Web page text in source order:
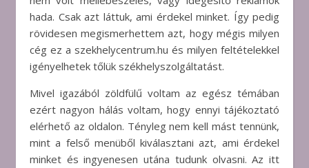
hada. Csak azt láttuk, ami érdekel minket. Így pedig
rövidesen megismerhettem azt, hogy mégis milyen
cég ez a szekhelycentrum.hu és milyen feltételekkel
igényelhetek tőlük székhelyszolgáltatást.
Mivel igazából zöldfülű voltam az egész témában
ezért nagyon hálás voltam, hogy ennyi tájékoztató
elérhető az oldalon. Tényleg nem kell mást tennünk,
mint a felső menüből kiválasztani azt, ami érdekel
minket és ingyenesen utána tudunk olvasni. Az itt